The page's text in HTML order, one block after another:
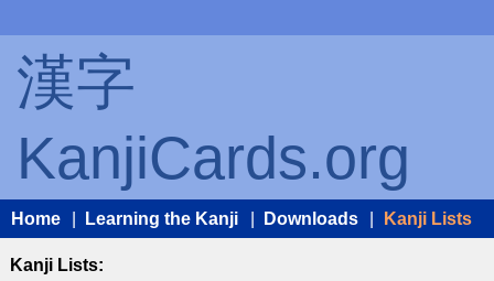
漢字
KanjiCards.org
Home Learning the Kanji Downloads Kanji Lists
Kanji Lists: